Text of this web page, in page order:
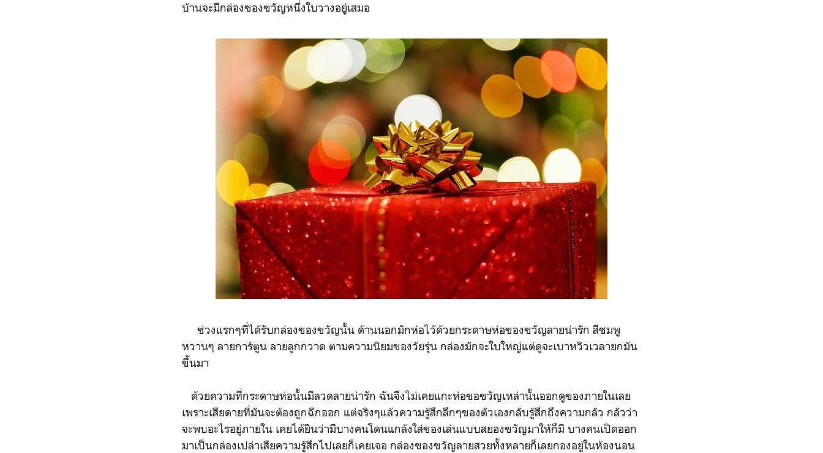
บ้านจะมีกล่องของขวัญหนึ่งใบวางอยู่เสมอ
ช่วงแรกๆที่ได้รับกล่องของขวัญนั้น ด้านนอกมักห่อไว้ด้วยกระดาษห่อของขวัญลายน่ารัก สีชมพู
หวานๆ ลายการ์ตูน ลายลูกกวาด ตามความนิยมของวัยรุ่น กล่องมักจะใบใหญ่แต่ดูจะเบาหวิวเวลายกมัน
ขึ้นมา
ด้วยความที่กระดาษห่อนั้นมีลวดลายน่ารัก ฉันจึงไม่เคยแกะห่อขอขวัญเหล่านั้นออกดูของภายในเลย
เพราะเสียดายที่มันจะต้องถูกฉีกออก แต่จริงๆแล้วความรู้สึกลึกๆของตัวเองกลับรู้สึกถึงความกลัว กลัวว่า
จะพบอะไรอยู่ภายใน เคยได้ยินว่ามีบางคนโดนแกล้งใส่ของเล่นแบบสยองขวัญมาให้ก็มี บางคนเปิดออก
มาเป็นกล่องเปล่าเสียความรู้สึกไปเลยก็เคยเจอ กล่องของขวัญลายสวยทั้งหลายก็เลยกองอยู่ในห้องนอน